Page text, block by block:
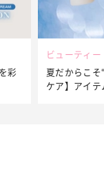
ビューティー
夏だからこそ“水
ケア】アイテム3